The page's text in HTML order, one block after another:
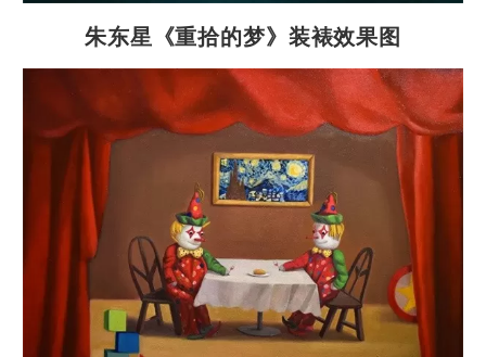
朱东星《重拾的梦》装裱效果图